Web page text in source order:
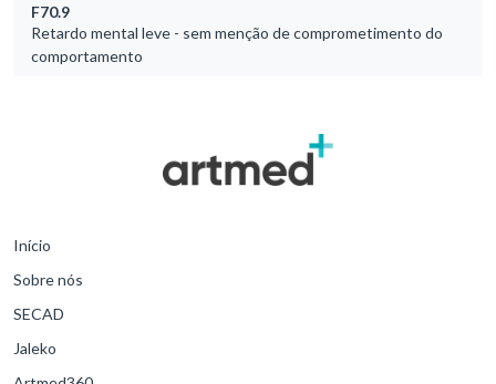
F70.9
Retardo mental leve - sem menção de comprometimento do
comportamento
Início
Sobre nós
SECAD
Jaleko